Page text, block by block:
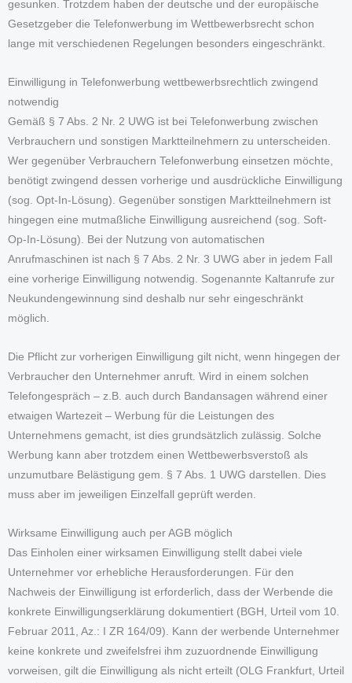
gesunken. Trotzdem haben der deutsche und der europäische
Gesetzgeber die Telefonwerbung im Wettbewerbsrecht schon
lange mit verschiedenen Regelungen besonders eingeschränkt.
Einwilligung in Telefonwerbung wettbewerbsrechtlich zwingend
notwendig
Gemäß § 7 Abs. 2 Nr. 2 UWG ist bei Telefonwerbung zwischen
Verbrauchern und sonstigen Marktteilnehmern zu unterscheiden.
Wer gegenüber Verbrauchern Telefonwerbung einsetzen möchte,
benötigt zwingend dessen vorherige und ausdrückliche Einwilligung
(sog. Opt-In-Lösung). Gegenüber sonstigen Marktteilnehmern ist
hingegen eine mutmaßliche Einwilligung ausreichend (sog. Soft-
Op-In-Lösung). Bei der Nutzung von automatischen
Anrufmaschinen ist nach § 7 Abs. 2 Nr. 3 UWG aber in jedem Fall
eine vorherige Einwilligung notwendig. Sogenannte Kaltanrufe zur
Neukundengewinnung sind deshalb nur sehr eingeschränkt
möglich.
Die Pflicht zur vorherigen Einwilligung gilt nicht, wenn hingegen der
Verbraucher den Unternehmer anruft. Wird in einem solchen
Telefongespräch – z.B. auch durch Bandansagen während einer
etwaigen Wartezeit – Werbung für die Leistungen des
Unternehmens gemacht, ist dies grundsätzlich zulässig. Solche
Werbung kann aber trotzdem einen Wettbewerbsverstoß als
unzumutbare Belästigung gem. § 7 Abs. 1 UWG darstellen. Dies
muss aber im jeweiligen Einzelfall geprüft werden.
Wirksame Einwilligung auch per AGB möglich
Das Einholen einer wirksamen Einwilligung stellt dabei viele
Unternehmer vor erhebliche Herausforderungen. Für den
Nachweis der Einwilligung ist erforderlich, dass der Werbende die
konkrete Einwilligungserklärung dokumentiert (BGH, Urteil vom 10.
Februar 2011, Az.: I ZR 164/09). Kann der werbende Unternehmer
keine konkrete und zweifelsfrei ihm zuzuordnende Einwilligung
vorweisen, gilt die Einwilligung als nicht erteilt (OLG Frankfurt, Urteil